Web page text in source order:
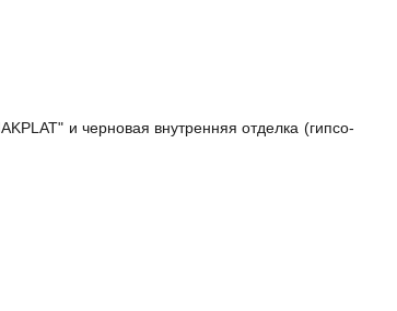
и черновая внутренняя отделка (гипсо-